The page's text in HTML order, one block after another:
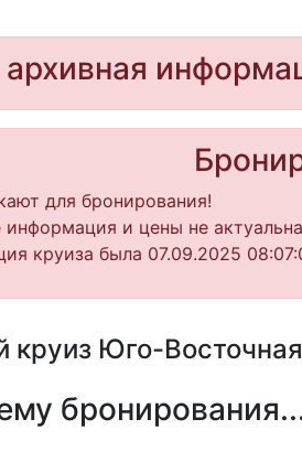
для бронирования!
и цены не
круиза была 07.09.2025
круиз Юго-